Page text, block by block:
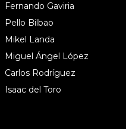
Fernando Gaviria
Pello Bilbao
Mikel Landa
Miguel Ángel López
Carlos Rodríguez
Isaac del Toro